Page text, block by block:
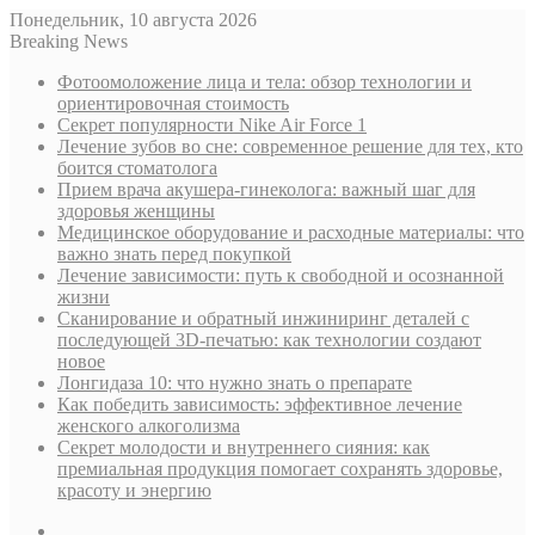
Понедельник, 10 августа 2026
Breaking News
Фотоомоложение лица и тела: обзор технологии и
ориентировочная стоимость
Секрет популярности Nike Air Force 1
Лечение зубов во сне: современное решение для тех, кто
боится стоматолога
Прием врача акушера-гинеколога: важный шаг для
здоровья женщины
Медицинское оборудование и расходные материалы: что
важно знать перед покупкой
Лечение зависимости: путь к свободной и осознанной
жизни
Сканирование и обратный инжиниринг деталей с
последующей 3D-печатью: как технологии создают
новое
Лонгидаза 10: что нужно знать о препарате
Как победить зависимость: эффективное лечение
женского алкоголизма
Секрет молодости и внутреннего сияния: как
премиальная продукция помогает сохранять здоровье,
красоту и энергию